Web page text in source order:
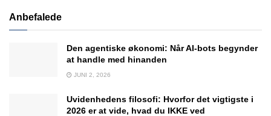
Anbefalede
Den agentiske økonomi: Når AI-bots begynder
at handle med hinanden
JUNI 2, 2026
Uvidenhedens filosofi: Hvorfor det vigtigste i
2026 er at vide, hvad du IKKE ved